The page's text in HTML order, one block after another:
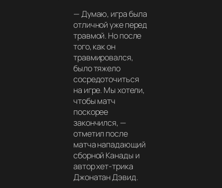
—Думаю, игра была
отличной уже перед
травмой. Но после
того, как он
травмировался,
было тяжело
сосредоточиться
на игре. Мы хотели,
чтобы матч
поскорее
закончился, —
отметил после
матча нападающий
сборной Канады и
автор хет-трика
Джонатан Дэвид.